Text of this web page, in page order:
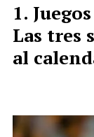
Las tres
al